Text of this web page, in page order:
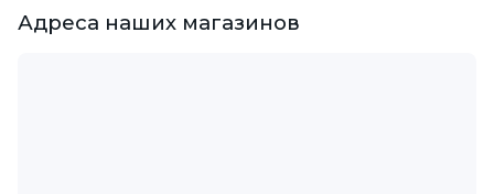
Адреса наших магазинов